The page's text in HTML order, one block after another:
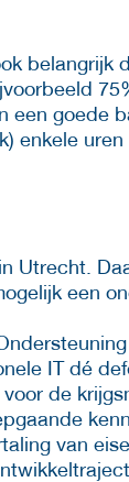
belangrijk
een goede
enkele
Utrecht.
een
IT dé
de
van